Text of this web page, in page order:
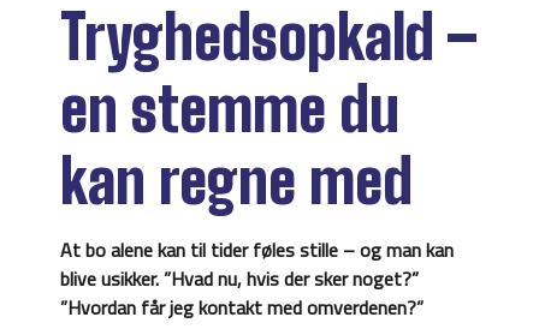
Tryghedsopkald –
en stemme du
kan regne med
At bo alene kan til tider føles stille – og man kan
blive usikker. ”Hvad nu, hvis der sker noget?”
”Hvordan får jeg kontakt med omverdenen?”